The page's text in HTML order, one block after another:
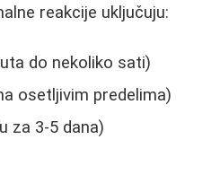
reakcije uključuju:
do nekoliko sati)
osetljivim predelima)
za 3-5 dana)